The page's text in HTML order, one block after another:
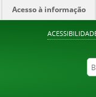
Acesso à informação